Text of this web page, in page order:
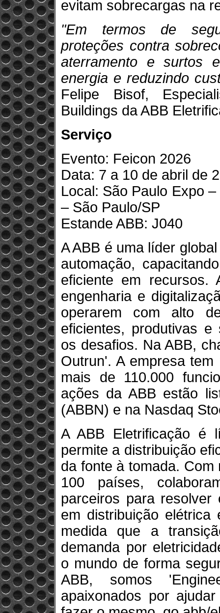
evitam sobrecargas na
"Em termos de
proteções contra
aterramento e surtos
energia e reduzindo
Felipe Bisof,
Buildings da ABB
Serviço
Evento: Feicon 2026
Data: 7 a 10 de abril de
Local: São Paulo Expo
– São Paulo/SP
Estande ABB: J040
A ABB é uma líder
automação,
eficiente em recursos.
engenharia e
operarem com alto
eficientes, produtivas e
os desafios. Na ABB,
Outrun'. A empresa
mais de 110.000
ações da ABB estão
(ABBN) e na Nasdaq
A ABB Eletrificação é
permite a distribuição
da fonte à tomada.
100 países,
parceiros para
em distribuição elétrica
medida que a
demanda por
o mundo de forma
ABB, somos
apaixonados por